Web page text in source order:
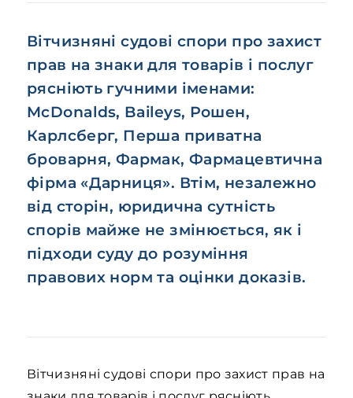
Вітчизняні судові спори про захист
прав на знаки для товарів і послуг
рясніють гучними іменами:
McDonalds, Baileys, Рошен,
Карлсберг, Перша приватна
броварня, Фармак, Фармацевтична
фірма «Дарниця». Втім, незалежно
від сторін, юридична сутність
спорів майже не змінюється, як і
підходи суду до розуміння
правових норм та оцінки доказів.
Вітчизняні судові спори про захист прав на